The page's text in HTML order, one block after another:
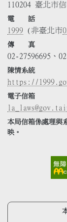
110204 臺北市
電 話
1999 (非臺北市
傳 真
02-27596695、
陳情系統
https://
電子信箱
本局信箱係處理與
映。